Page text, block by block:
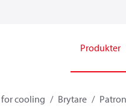
Produkter
cooling Brytare